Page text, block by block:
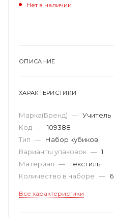
Нет в наличии
ОПИСАНИЕ
ХАРАКТЕРИСТИКИ
Марка(Бренд) — Учитель
Код — 109388
Тип — Набор кубиков
Варианты упаковок — 1
Материал — текстиль
Количество в наборе — 6
Все характеристики